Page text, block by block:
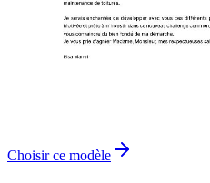
Choisir ce modèle